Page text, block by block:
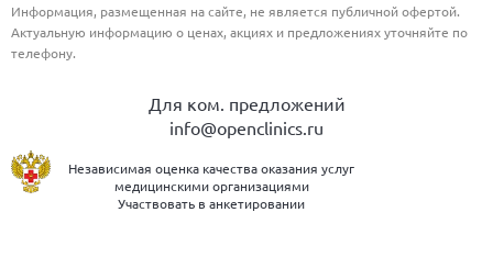
Информация, размещенная на сайте, не является публичной офертой.
Актуальную информацию о ценах, акциях и предложениях уточняйте по
телефону.
Для ком. предложений
info@openclinics.ru
Независимая оценка качества оказания услуг
медицинскими организациями
Участвовать в анкетировании